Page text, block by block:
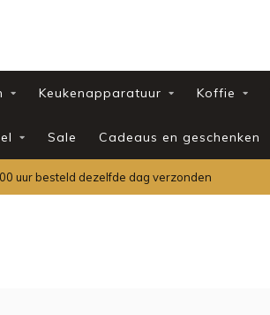
Keukenapparatuur Koffie
Sale Cadeaus en geschenken
uur besteld dezelfde dag verzonden